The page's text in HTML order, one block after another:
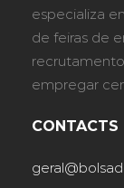
especializa
de feiras de
empregar
CONTACTS